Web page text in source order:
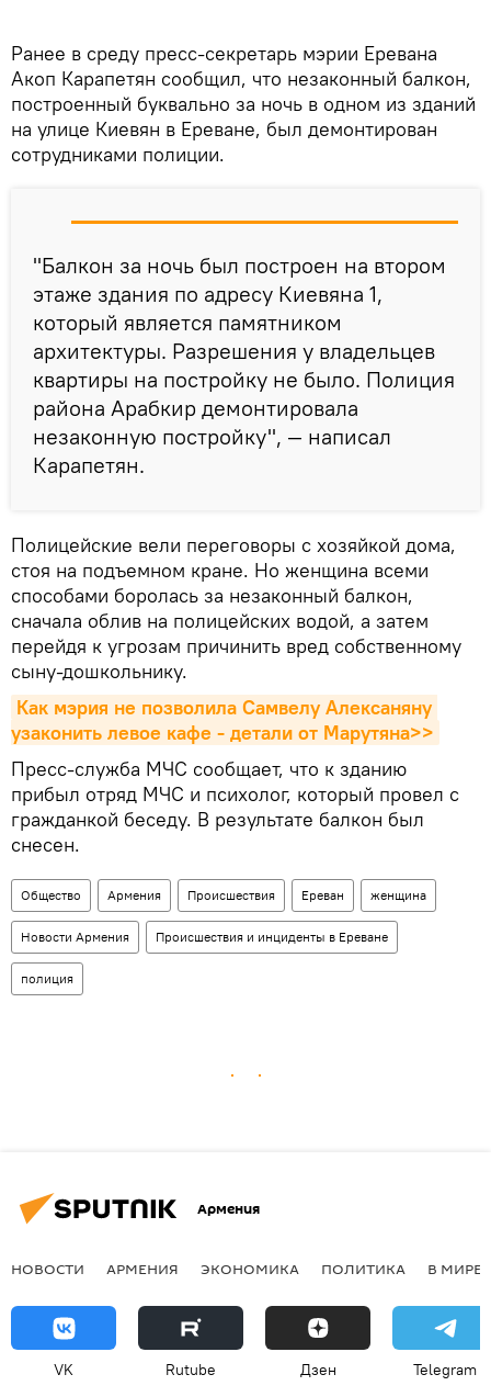
Ранее в среду пресс-секретарь мэрии Еревана
Акоп Карапетян сообщил, что незаконный балкон,
построенный буквально за ночь в одном из зданий
на улице Киевян в Ереване, был демонтирован
сотрудниками полиции.
"Балкон за ночь был построен на втором
этаже здания по адресу Киевяна 1,
который является памятником
архитектуры. Разрешения у владельцев
квартиры на постройку не было. Полиция
района Арабкир демонтировала
незаконную постройку", — написал
Карапетян.
Полицейские вели переговоры с хозяйкой дома,
стоя на подъемном кране. Но женщина всеми
способами боролась за незаконный балкон,
сначала облив на полицейских водой, а затем
перейдя к угрозам причинить вред собственному
сыну-дошкольнику.
Как мэрия не позволила Самвелу Алексаняну
узаконить левое кафе - детали от Марутяна>>
Пресс-служба МЧС сообщает, что к зданию
прибыл отряд МЧС и психолог, который провел с
гражданкой беседу. В результате балкон был
снесен.
Общество Армения Происшествия Ереван женщина
Новости Армения Происшествия и инциденты в Ереване
полиция
Армения
НОВОСТИ АРМЕНИЯ ЭКОНОМИКА ПОЛИТИКА В МИРЕ
VK Rutube Дзен Telegram